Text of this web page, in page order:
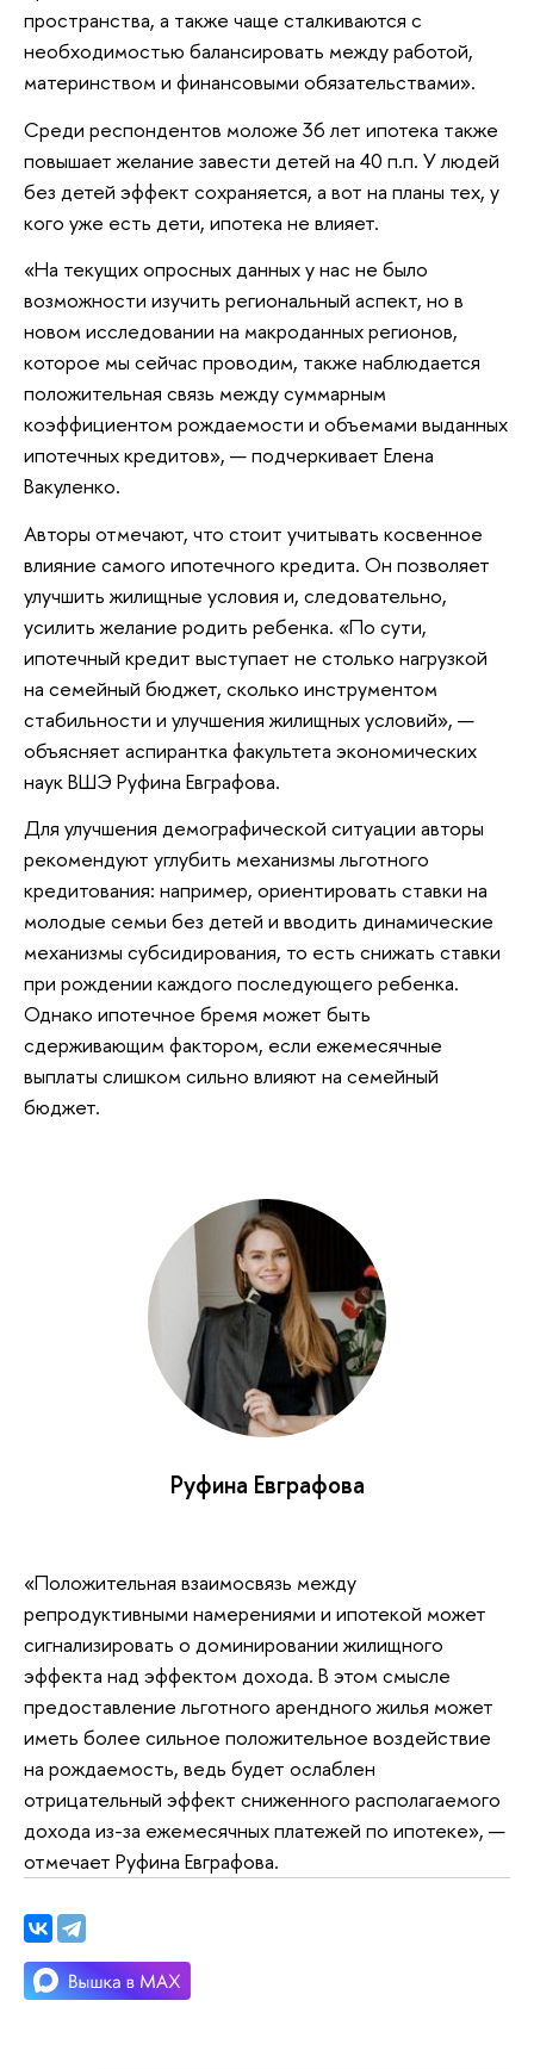
пространства, а также чаще сталкиваются с
необходимостью балансировать между работой,
материнством и финансовыми обязательствами».
Среди респондентов моложе 36 лет ипотека также
повышает желание завести детей на 40 п.п. У людей
без детей эффект сохраняется, а вот на планы тех, у
кого уже есть дети, ипотека не влияет.
«На текущих опросных данных у нас не было
возможности изучить региональный аспект, но в
новом исследовании на макроданных регионов,
которое мы сейчас проводим, также наблюдается
положительная связь между суммарным
коэффициентом рождаемости и объемами выданных
ипотечных кредитов», — подчеркивает Елена
Вакуленко.
Авторы отмечают, что стоит учитывать косвенное
влияние самого ипотечного кредита. Он позволяет
улучшить жилищные условия и, следовательно,
усилить желание родить ребенка. «По сути,
ипотечный кредит выступает не столько нагрузкой
на семейный бюджет, сколько инструментом
стабильности и улучшения жилищных условий», —
объясняет аспирантка факультета экономических
наук ВШЭ Руфина Евграфова.
Для улучшения демографической ситуации авторы
рекомендуют углубить механизмы льготного
кредитования: например, ориентировать ставки на
молодые семьи без детей и вводить динамические
механизмы субсидирования, то есть снижать ставки
при рождении каждого последующего ребенка.
Однако ипотечное бремя может быть
сдерживающим фактором, если ежемесячные
выплаты слишком сильно влияют на семейный
бюджет.
Руфина Евграфова
«Положительная взаимосвязь между
репродуктивными намерениями и ипотекой может
сигнализировать о доминировании жилищного
эффекта над эффектом дохода. В этом смысле
предоставление льготного арендного жилья может
иметь более сильное положительное воздействие
на рождаемость, ведь будет ослаблен
отрицательный эффект сниженного располагаемого
дохода из-за ежемесячных платежей по ипотеке», —
отмечает Руфина Евграфова.